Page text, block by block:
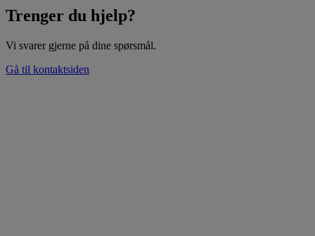
Trenger du hjelp?
Vi svarer gjerne på dine spørsmål.
Gå til kontaktsiden